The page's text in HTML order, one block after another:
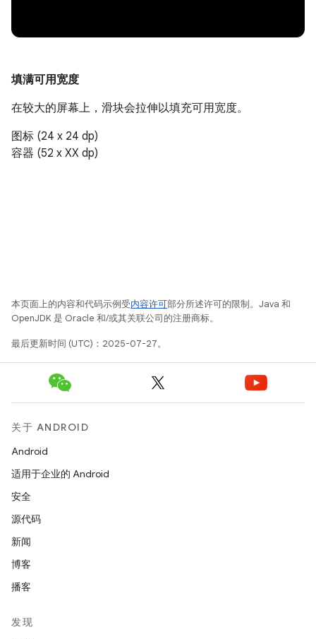
填满可用宽度
在较大的屏幕上，滑块会拉伸以填充可用宽度。
图标 (24 x 24 dp)
容器 (52 x XX dp)
本页面上的内容和代码示例受内容许可部分所述许可的限制。Java 和
OpenJDK 是 Oracle 和/或其关联公司的注册商标。
最后更新时间 (UTC)：2025-07-27。
关于 ANDROID
Android
适用于企业的 Android
安全
源代码
新闻
博客
播客
发现